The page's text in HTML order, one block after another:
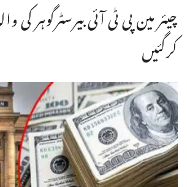
چیئر مین پی ٹی آئی بیرسٹرگوہر کی
کرگئیں